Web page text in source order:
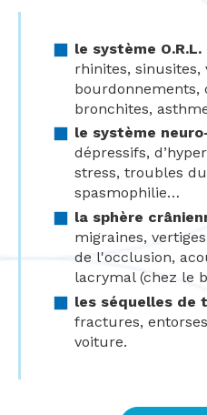
le système
rhinites, sinusites,
bourdonnements,
bronchites,
le système
dépressifs,
stress, troubles
spasmophilie…
la sphère
migraines,
de l'occlusion,
lacrymal (chez le
les séquelles de
fractures,
voiture.